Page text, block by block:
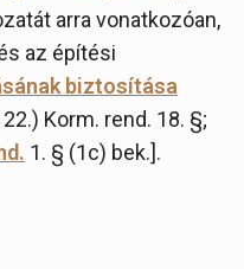
arra vonatkozóan,
az építési
biztosítása
Korm. rend. 18. §;
1. § (1c) bek.].